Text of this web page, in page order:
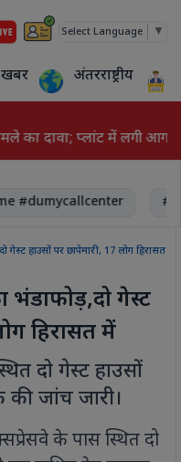
Select Language ▼
खबर अंतरराष्ट्रीय
का दावा; प्लांट में लगी आग
#dumycallcenter
हाउसों पर छापेमारी, 17 लोग हिरासत
गेस्ट
हिरासत में
दो गेस्ट हाउसों
की जांच जारी।
के पास स्थित दो